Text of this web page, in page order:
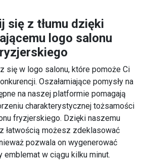
się z tłumu dzięki
logo salonu
się w logo salonu, które pomoże Ci
Oszałamiające pomysły na
na naszej platformie pomagają
charakterystycznej tożsamości
fryzjerskiego. Dzięki naszemu
łatwością możesz zdeklasować
pozwala on wygenerować
emblemat w ciągu kilku minut.